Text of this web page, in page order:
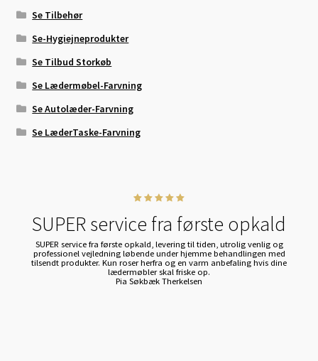
Se Tilbehør
Se-Hygiejneprodukter
Se Tilbud Storkøb
Se Lædermøbel-Farvning
Se Autolæder-Farvning
Se LæderTaske-Farvning
SUPER service fra første opkald
SUPER service fra første opkald, levering til tiden, utrolig venlig og
professionel vejledning løbende under hjemme behandlingen med
tilsendt produkter. Kun roser herfra og en varm anbefaling hvis dine
lædermøbler skal friske op.
Pia Søkbæk Therkelsen